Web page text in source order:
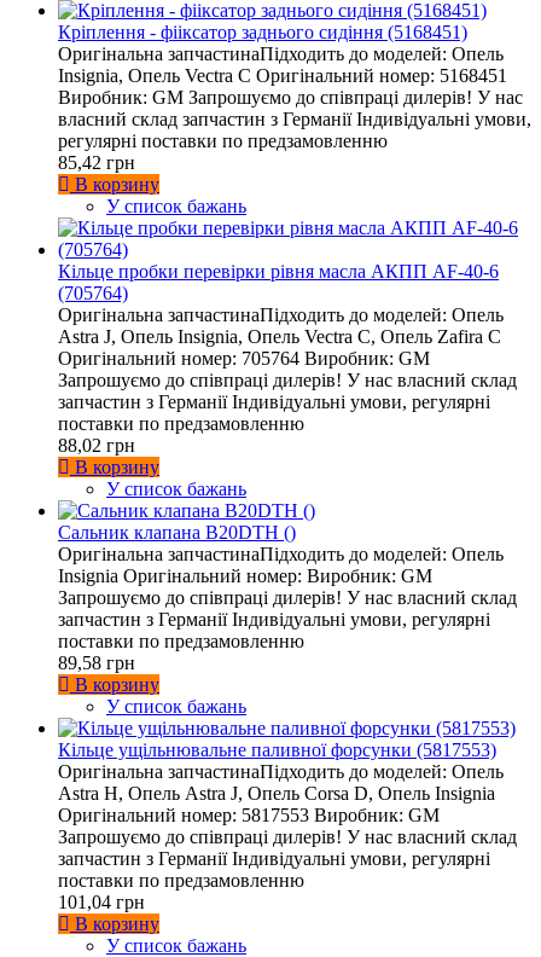
Кріплення - фііксатор заднього сидіння (5168451)
Оригінальна запчастинаПідходить до моделей: Опель
Insignia, Опель Vectra C Оригінальний номер: 5168451
Виробник: GM Запрошуємо до співпраці дилерів! У нас
власний склад запчастин з Германії Індивідуальні умови,
регулярні поставки по предзамовленню
85,42 грн
В корзину
У список бажань
Кільце пробки перевірки рівня масла АКПП AF-40-6
(705764)
Оригінальна запчастинаПідходить до моделей: Опель
Astra J, Опель Insignia, Опель Vectra C, Опель Zafira C
Оригінальний номер: 705764 Виробник: GM
Запрошуємо до співпраці дилерів! У нас власний склад
запчастин з Германії Індивідуальні умови, регулярні
поставки по предзамовленню
88,02 грн
В корзину
У список бажань
Сальник клапана B20DTH ()
Оригінальна запчастинаПідходить до моделей: Опель
Insignia Оригінальний номер: Виробник: GM
Запрошуємо до співпраці дилерів! У нас власний склад
запчастин з Германії Індивідуальні умови, регулярні
поставки по предзамовленню
89,58 грн
В корзину
У список бажань
Кільце ущільнювальне паливної форсунки (5817553)
Оригінальна запчастинаПідходить до моделей: Опель
Astra H, Опель Astra J, Опель Corsa D, Опель Insignia
Оригінальний номер: 5817553 Виробник: GM
Запрошуємо до співпраці дилерів! У нас власний склад
запчастин з Германії Індивідуальні умови, регулярні
поставки по предзамовленню
101,04 грн
В корзину
У список бажань